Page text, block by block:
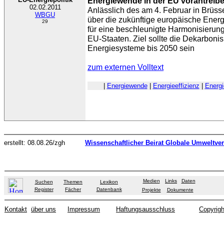
02.02.2011
WBGU
29
Anlässlich des am 4. Februar in
über die zukünftige europäische
für eine beschleunigte
EU-Staaten. Ziel sollte die
Energiesysteme bis 2050 sein
zum externen Volltext
Energiewende| Energieeffizienz
erstellt: 08.08.26/zgh Wissenschaftlicher Beirat Globale
Suchen Themen
Lexikon
Register
Fächer Datenbank
Medien Links
Daten
Projekte
Dokumente
Kontakt über uns Impressum Haftungsausschluss